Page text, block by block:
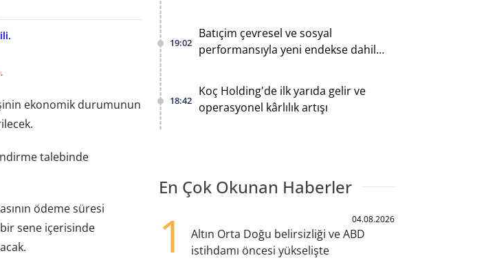
ekonomik durumunun
talebinde
ödeme süresi
sene içerisinde
19:02
Batıçim çevresel ve sosyal
performansıyla yeni endekse dahil
18:42
Koç Holding'de ilk yarıda gelir ve
operasyonel kârlılık artışı
En Çok Okunan Haberler
1 04.08.2026
Altın Orta Doğu belirsizliği ve ABD
istihdamı öncesi yükselişte